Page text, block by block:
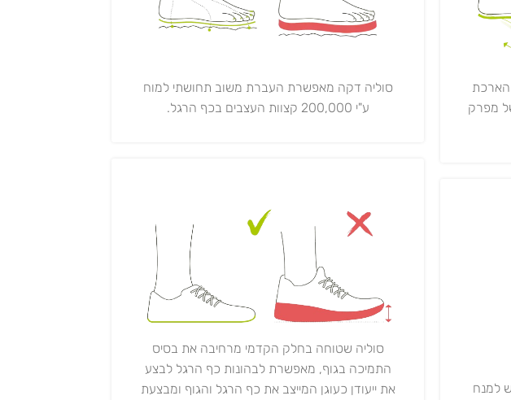
הארכת
מפרק
למנח
סוליה דקה מאפשרת העברת משוב תחושתי למוח
ע"י 200,000 קצוות העצבים בכף הרגל.
סוליה שטוחה בחלק הקדמי מרחיבה את בסיס
התמיכה בגוף, מאפשרת לבהונות כף הרגל לבצע
את ייעודן כעוגן המייצב את כף הרגל והגוף ומבצעת